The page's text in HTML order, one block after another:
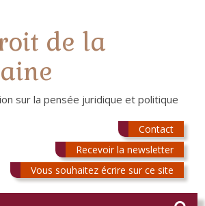
de la
sur la pensée juridique et politique
Contact
Recevoir la newsletter
Vous souhaitez écrire sur ce site